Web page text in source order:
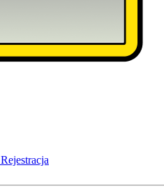
Rejestracja